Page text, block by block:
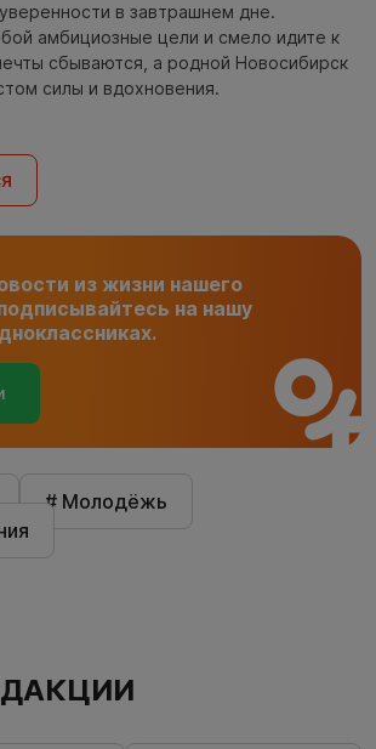
в завтрашнем дне.
амбициозные цели и смело идите к
сбываются, а родной Новосибирск
силы и вдохновения.
из жизни нашего
на нашу
# Молодёжь